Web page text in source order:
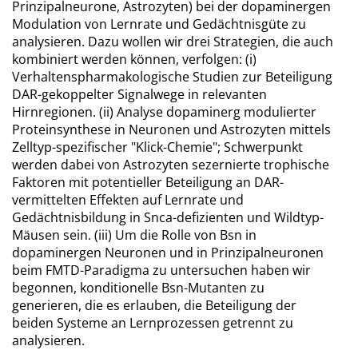
Prinzipalneurone, Astrozyten) bei der dopaminergen
Modulation von Lernrate und Gedächtnisgüte zu
analysieren. Dazu wollen wir drei Strategien, die auch
kombiniert werden können, verfolgen: (i)
Verhaltenspharmakologische Studien zur Beteiligung
DAR-gekoppelter Signalwege in relevanten
Hirnregionen. (ii) Analyse dopaminerg modulierter
Proteinsynthese in Neuronen und Astrozyten mittels
Zelltyp-spezifischer "Klick-Chemie"; Schwerpunkt
werden dabei von Astrozyten sezernierte trophische
Faktoren mit potentieller Beteiligung an DAR-
vermittelten Effekten auf Lernrate und
Gedächtnisbildung in Snca-defizienten und Wildtyp-
Mäusen sein. (iii) Um die Rolle von Bsn in
dopaminergen Neuronen und in Prinzipalneuronen
beim FMTD-Paradigma zu untersuchen haben wir
begonnen, konditionelle Bsn-Mutanten zu
generieren, die es erlauben, die Beteiligung der
beiden Systeme an Lernprozessen getrennt zu
analysieren.